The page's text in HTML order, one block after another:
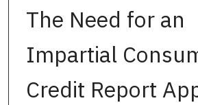
The Need for an
Impartial
Credit Report